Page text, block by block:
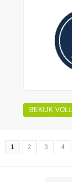
BEKIJK
1 2 3 4